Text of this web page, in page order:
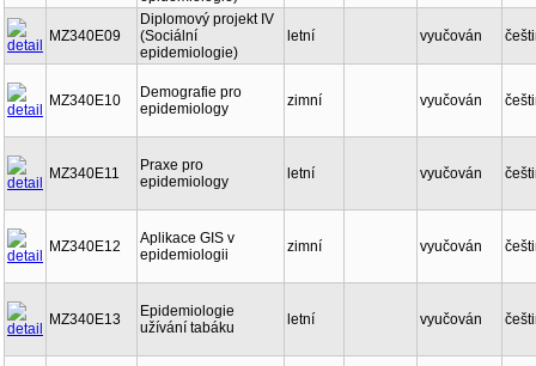
MZ340E09
Diplomový projekt IV
(Sociální
epidemiologie)
letní vyučován
MZ340E10
Demografie pro
epidemiology
zimní vyučován
MZ340E11
Praxe pro
epidemiology
letní vyučován
MZ340E12
Aplikace GIS v
epidemiologii
zimní vyučován
MZ340E13
Epidemiologie
užívání tabáku
letní vyučován